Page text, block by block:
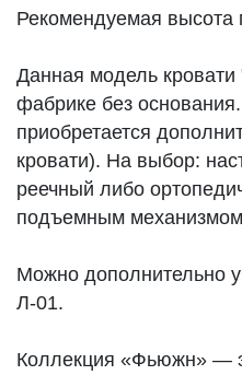
Рекомендуемая высота
Данная модель
фабрике без
приобретается
кровати). На выбор:
реечный либо
подъемным
Можно дополнительно
Л-01.
Коллекция «Фьюжн» —